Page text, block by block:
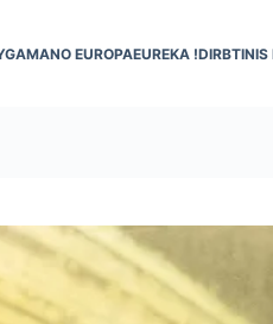
MANO EUROPAEUREKA !DIRBTINIS